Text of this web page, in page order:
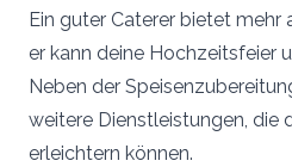
Ein guter Caterer bietet mehr
er kann deine Hochzeitsfeier
Neben der
weitere Dienstleistungen, die
erleichtern können.